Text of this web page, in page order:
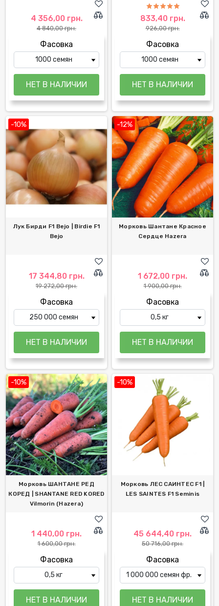
4 356,00 грн.
4 840,00 грн.
Фасовка
833,40 грн.
926,00 грн.
Фасовка
-10%
Лук Бирди F1 Bejo | Birdie F1
Bejo
17 344,80 грн.
19 272,00 грн.
Фасовка
-12%
Морковь Шантане Красное
Сердце Hazera
1 672,00 грн.
1 900,00 грн.
Фасовка
-10%
Морковь ШАНТАНЕ РЕД
КОРЕД | SHANTANE RED KORED
Vilmorin (Hazera)
1 440,00 грн.
1 600,00 грн.
Фасовка
-10%
Морковь ЛЕС САИНТЕС F1 |
LES SAINTES F1 Seminis
45 644,40 грн.
50 716,00 грн.
Фасовка